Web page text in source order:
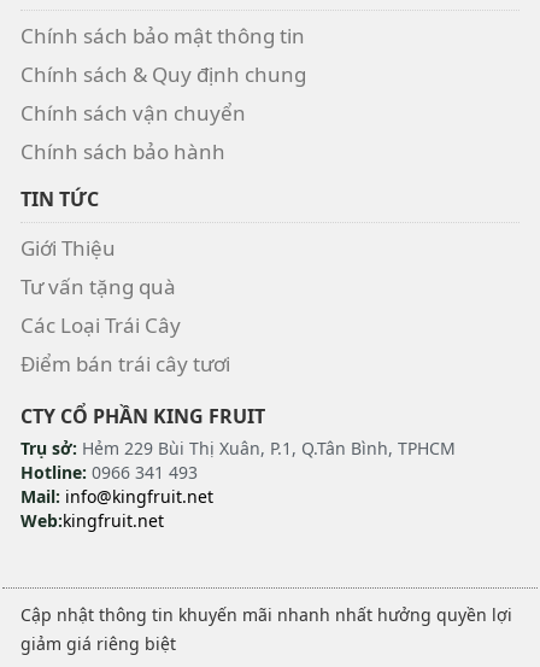
Chính sách bảo mật thông tin
Chính sách & Quy định chung
Chính sách vận chuyển
Chính sách bảo hành
TIN TỨC
Giới Thiệu
Tư vấn tặng quà
Các Loại Trái Cây
Điểm bán trái cây tươi
CTY CỔ PHẦN KING FRUIT
Trụ sở: Hẻm 229 Bùi Thị Xuân, P.1, Q.Tân Bình, TPHCM
Hotline: 0966 341 493
Mail: info@kingfruit.net
Web:kingfruit.net
Cập nhật thông tin khuyến mãi nhanh nhất hưởng quyền lợi
giảm giá riêng biệt